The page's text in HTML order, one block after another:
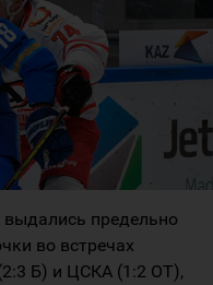
предельно
во встречах
Б) и ЦСКА (1:2 ОТ),